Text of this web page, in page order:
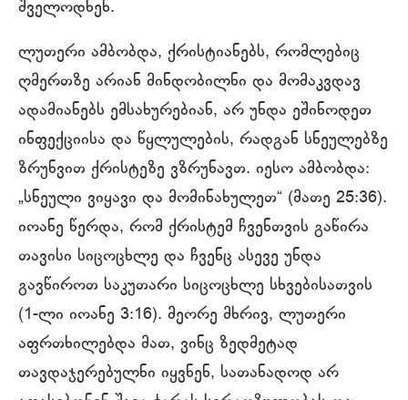
შველოდნენ.
ლუთერი ამბობდა, ქრისტიანებს, რომლებიც
ღმერთზე არიან მინდობილნი და მომაკვდავ
ადამიანებს ემსახურებიან, არ უნდა ეშინოდეთ
ინფექციისა და წყლულების, რადგან სნეულებზე
ზრუნვით ქრისტეზე ვზრუნავთ. იესო ამბობდა:
„სნეული ვიყავი და მომინახულეთ“ (მათე 25:36).
იოანე წერდა, რომ ქრისტემ ჩვენთვის გაწირა
თავისი სიცოცხლე და ჩვენც ასევე უნდა
გავწიროთ საკუთარი სიცოცხლე სხვებისათვის
(1-ლი იოანე 3:16). მეორე მხრივ, ლუთერი
აფრთხილებდა მათ, ვინც ზედმეტად
თავდაჯერებულნი იყვნენ, სათანადოდ არ